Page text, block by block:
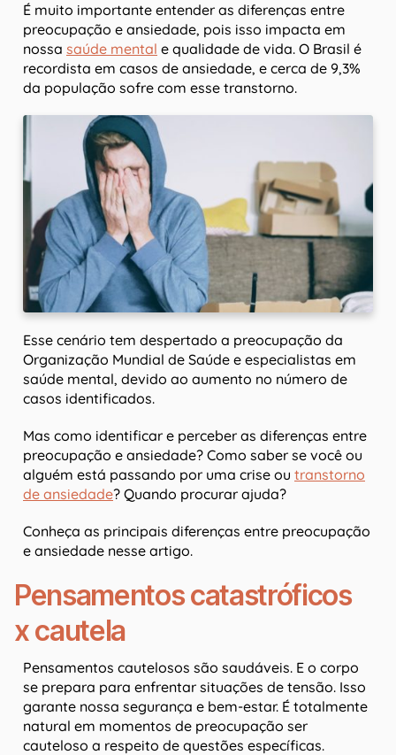
É muito importante entender as diferenças entre
preocupação e ansiedade, pois isso impacta em
nossa saúde mental e qualidade de vida. O Brasil é
recordista em casos de ansiedade, e cerca de 9,3%
da população sofre com esse transtorno.
Esse cenário tem despertado a preocupação da
Organização Mundial de Saúde e especialistas em
saúde mental, devido ao aumento no número de
casos identificados.
Mas como identificar e perceber as diferenças entre
preocupação e ansiedade? Como saber se você ou
alguém está passando por uma crise ou transtorno
de ansiedade? Quando procurar ajuda?
Conheça as principais diferenças entre preocupação
e ansiedade nesse artigo.
Pensamentos catastróficos
x cautela
Pensamentos cautelosos são saudáveis. E o corpo
se prepara para enfrentar situações de tensão. Isso
garante nossa segurança e bem-estar. É totalmente
natural em momentos de preocupação ser
cauteloso a respeito de questões específicas.